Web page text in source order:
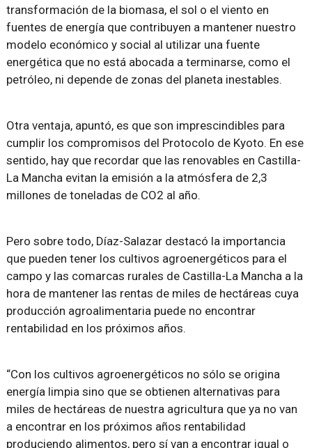
transformación de la biomasa, el sol o el viento en
fuentes de energía que contribuyen a mantener nuestro
modelo económico y social al utilizar una fuente
energética que no está abocada a terminarse, como el
petróleo, ni depende de zonas del planeta inestables.
Otra ventaja, apuntó, es que son imprescindibles para
cumplir los compromisos del Protocolo de Kyoto. En ese
sentido, hay que recordar que las renovables en Castilla-
La Mancha evitan la emisión a la atmósfera de 2,3
millones de toneladas de CO2 al año.
Pero sobre todo, Díaz-Salazar destacó la importancia
que pueden tener los cultivos agroenergéticos para el
campo y las comarcas rurales de Castilla-La Mancha a la
hora de mantener las rentas de miles de hectáreas cuya
producción agroalimentaria puede no encontrar
rentabilidad en los próximos años.
“Con los cultivos agroenergéticos no sólo se origina
energía limpia sino que se obtienen alternativas para
miles de hectáreas de nuestra agricultura que ya no van
a encontrar en los próximos años rentabilidad
produciendo alimentos, pero sí van a encontrar igual o